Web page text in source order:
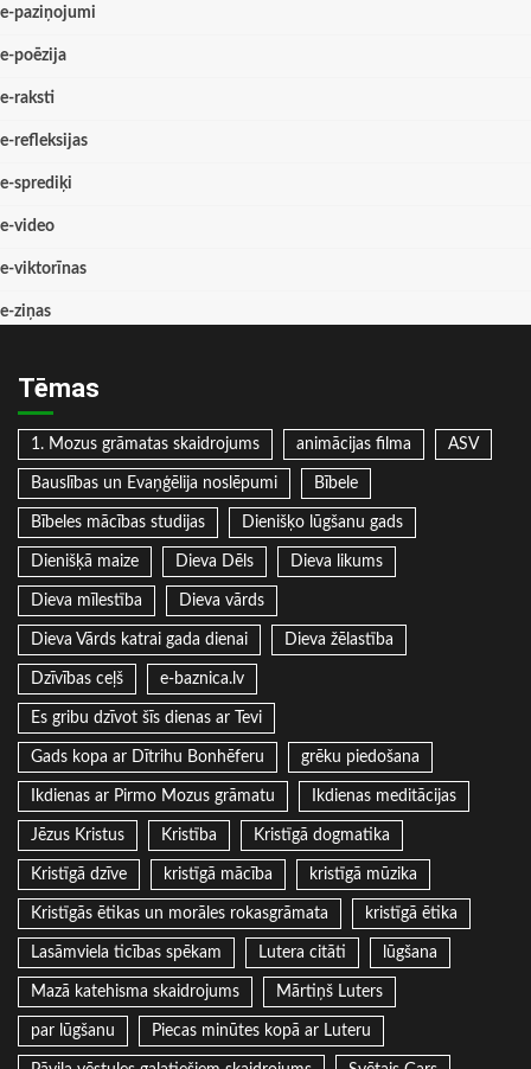
e-paziņojumi
e-poēzija
e-raksti
e-refleksijas
e-sprediķi
e-video
e-viktorīnas
e-ziņas
Tēmas
1. Mozus grāmatas skaidrojums animācijas filma ASV
Bauslības un Evaņģēlija noslēpumi Bībele
Bībeles mācības studijas Dienišķo lūgšanu gads
Dienišķā maize Dieva Dēls Dieva likums
Dieva mīlestība Dieva vārds
Dieva Vārds katrai gada dienai Dieva žēlastība
Dzīvības ceļš e-baznica.lv
Es gribu dzīvot šīs dienas ar Tevi
Gads kopa ar Dītrihu Bonhēferu grēku piedošana
Ikdienas ar Pirmo Mozus grāmatu Ikdienas meditācijas
Jēzus Kristus Kristība Kristīgā dogmatika
Kristīgā dzīve kristīgā mācība kristīgā mūzika
Kristīgās ētikas un morāles rokasgrāmata kristīgā ētika
Lasāmviela ticības spēkam Lutera citāti lūgšana
Mazā katehisma skaidrojums Mārtiņš Luters
par lūgšanu Piecas minūtes kopā ar Luteru